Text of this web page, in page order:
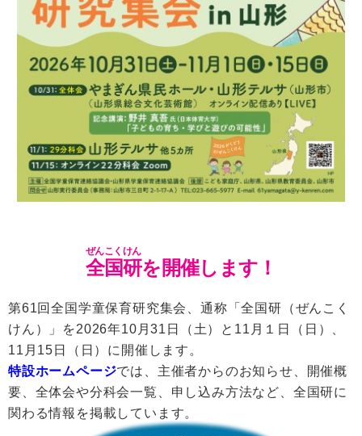
全国研
ぜんこくけん
を開催します！
第61回全国学童保育研究集会
、通称「全国研（ぜんこく
けん）」
を2026年10月31日（土）と11月１日（日）、
11月15日（日） に開催します。
特設ホームページでは、主催者からのお知らせ、開催概
要、全体会や分科会一覧、申し込み方法など、全国研に
関わる情報を掲載しています。